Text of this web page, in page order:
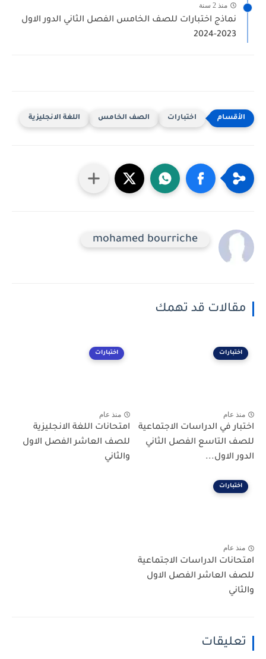
منذ 2 سنة
نماذج اختبارات للصف الخامس الفصل الثاني الدور الاول
2023-2024
اختبارات الصف الخامس اللغة الانجليزية
mohamed bourriche
مقالات قد تهمك
اختبارات
منذ عام
اختبار في الدراسات الاجتماعية
للصف التاسع الفصل الثاني
الدور الاول...
اختبارات
منذ عام
امتحانات اللغة الانجليزية
للصف العاشر الفصل الاول
والثاني
اختبارات
منذ عام
امتحانات الدراسات الاجتماعية
للصف العاشر الفصل الاول
والثاني
تعليقات